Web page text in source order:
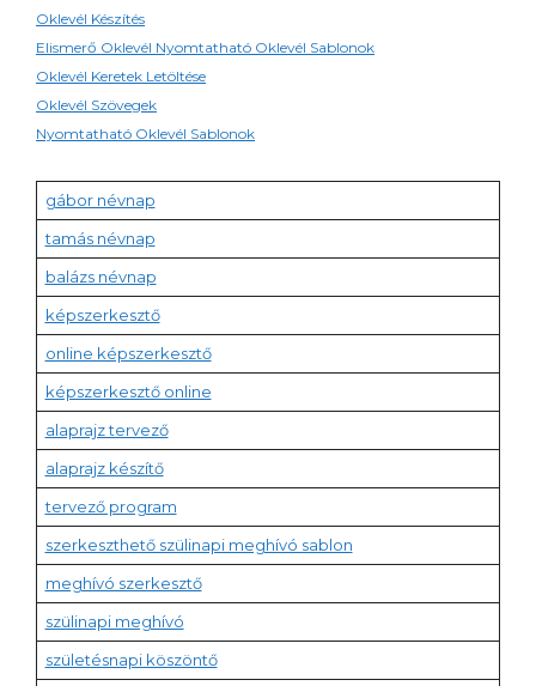
Oklevél Készítés
Elismerő Oklevél Nyomtatható Oklevél Sablonok
Oklevél Keretek Letöltése
Oklevél Szövegek
Nyomtatható Oklevél Sablonok
gábor névnap
tamás névnap
balázs névnap
képszerkesztő
online képszerkesztő
képszerkesztő online
alaprajz tervező
alaprajz készítő
tervező program
szerkeszthető szülinapi meghívó sablon
meghívó szerkesztő
szülinapi meghívó
születésnapi köszöntő